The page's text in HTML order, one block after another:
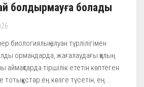
болдырмауға болады
биологиялық алуан түрлілігімен
ормандарда, жағалаудағы қалың
тіршілік ететін көптеген
ең көзге түсетін, ең...